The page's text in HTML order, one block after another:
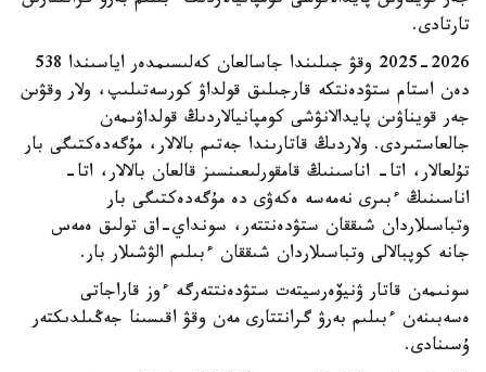
تارتادى.
2025-2026 وقۋ جىلىندا جاسالعان كەلىسىمدەر اياسىندا 538
دەن استام ستۋدەنتكە قارجىلىق قولداۋ كورسەتىلىپ، ولار وقۋىن
جەر قويناۋىن پايدالانۋشى كومپانيالاردىڭ قولداۋىمەن
جالعاستىردى. ولاردىڭ قاتارىندا جەتىم بالالار، مۇگەدەكتىگى بار
تۇلعالار، اتا- اناسىنىڭ قامقورلىعىنسىز قالعان بالالار، اتا-
اناسىنىڭ ءبىرى نەمەسە ەكەۋى دە مۇگەدەكتىگى بار
وتباسىلاردان شىققان ستۋدەنتتەر، سونداي-اق تولىق ەمەس
جانە كوپبالالى وتباسىلاردان شىققان ءبىلىم الۋشىلار بار.
سونىمەن قاتار ۋنيۆەرسيتەت ستۋدەنتتەرگە ءوز قاراجاتى
ەسەبىنەن ءبىلىم بەرۋ گرانتتارى مەن وقۋ اقىسىنا جەڭىلدىكتەر
ۇسىنادى.